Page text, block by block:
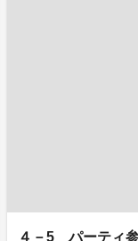
４－5 パーティ